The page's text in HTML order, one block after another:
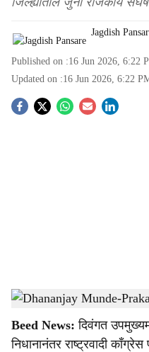
Jagdish
Published on :16 Jun 2026, 6:22
Updated on :16 Jun 2026, 6:22
S
a
Dhananjay Munde-Prakash Solanke-
Beed News: दिवंगत
निधानानंतर राष्ट्रवादी